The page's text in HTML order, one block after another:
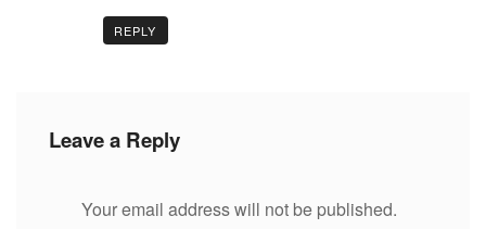
REPLY
Leave a Reply
Your email address will not be published.